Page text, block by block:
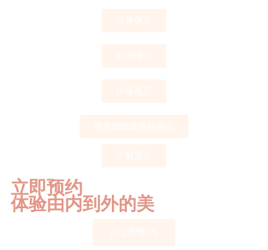
立即预约
体验由内到外的美